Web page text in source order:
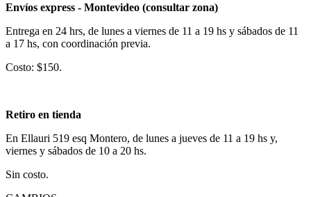
Envíos express - Montevideo (consultar zona)
Entrega en 24 hrs, de lunes a viernes de 11 a 19 hs y sábados de 11
a 17 hs, con coordinación previa.
Costo: $150.
Retiro en tienda
En Ellauri 519 esq Montero, de lunes a jueves de 11 a 19 hs y,
viernes y sábados de 10 a 20 hs.
Sin costo.